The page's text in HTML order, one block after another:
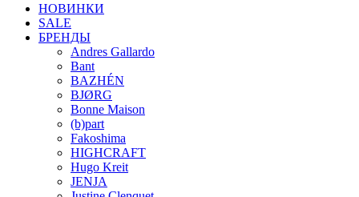
НОВИНКИ
SALE
БРЕНДЫ
Andres Gallardo
Bant
BAZHÉN
BJØRG
Bonne Maison
(b)part
Fakoshima
HIGHCRAFT
Hugo Kreit
JENJA